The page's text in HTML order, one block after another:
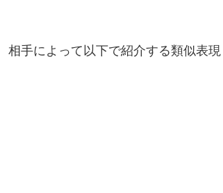
相手によって以下で紹介する類似表現